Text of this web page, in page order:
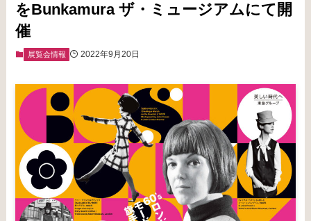
をBunkamura ザ・ミュージアムにて開
催
展覧会情報 2022年9月20日